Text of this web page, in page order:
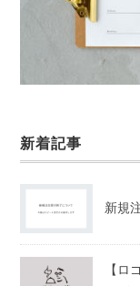
新着記事
新規
【ロ